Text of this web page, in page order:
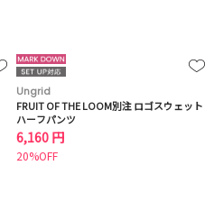
Ungrid
FRUIT OF THE LOOM別注 ロゴスウェット
ハーフパンツ
6,160 円
20%OFF